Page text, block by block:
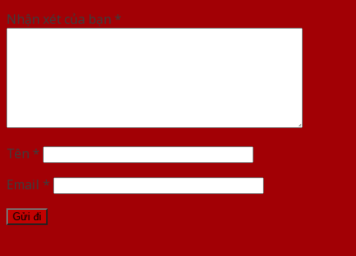
Nhận xét của bạn *
Tên *
Email *